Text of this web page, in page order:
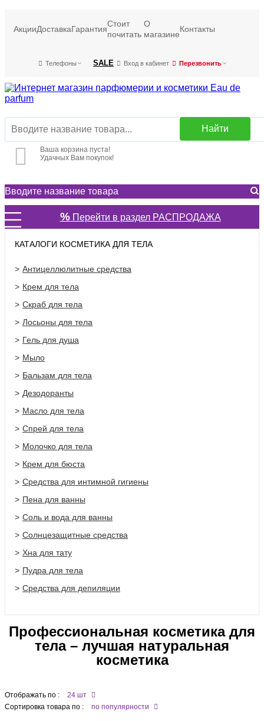
АкцииДоставкаГарантия
Стоит
почитать
О
магазине
Контакты
Телефоны SALE Вход в кабинет Перезвонить
Найти
Ваша корзина пуста!
Удачных Вам покупок!
%Перейти в раздел РАСПРОДАЖА
КАТАЛОГИ КОСМЕТИКА ДЛЯ ТЕЛА
Антицеллюлитные средства
Крем для тела
Скраб для тела
Лосьоны для тела
Гель для душа
Мыло
Бальзам для тела
Дезодоранты
Масло для тела
Спрей для тела
Молочко для тела
Крем для бюста
Средства для интимной гигиены
Пена для ванны
Соль и вода для ванны
Солнцезащитные средства
Хна для тату
Пудра для тела
Средства для депиляции
Профессиональная косметика для
тела – лучшая натуральная
косметика
Отображать по :
24 шт
Сортировка товара по :
по популярности